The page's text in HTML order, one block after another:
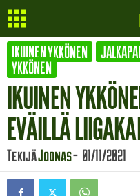
IKUINEN YKKÖNEN
YKKÖNEN
IKUINEN
EVÄILLÄ
TekijäJoonas- 01/11/2021